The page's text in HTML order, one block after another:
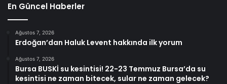
En Güncel Haberler
Ağustos 7, 2026
Erdoğan’dan Haluk Levent hakkında ilk yorum
Ağustos 7, 2026
Bursa BUSKİ su kesintisi! 22-23 Temmuz Bursa’da su
kesintisi ne zaman bitecek, sular ne zaman gelecek?